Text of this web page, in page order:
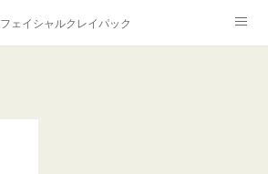
フェイシャルクレイパック